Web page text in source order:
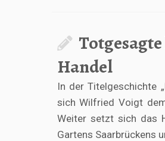
Handel
In der Titelgeschichte
sich Wilfried Voigt
Weiter setzt sich das
Gartens Saarbrückens